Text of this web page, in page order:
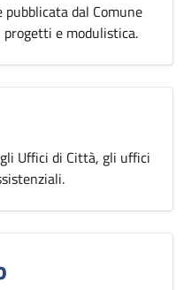
dal Comune
e modulistica.
Uffici di Città, gli uffici